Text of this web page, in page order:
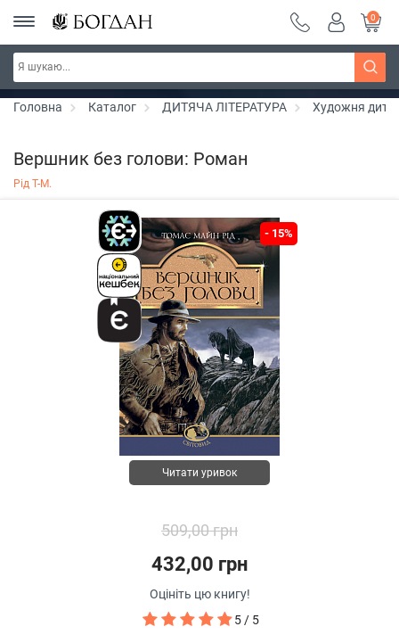
РОЗПРОДАЖ ~ 150 грн ~ 200 грн ~ 250 грн ~
300 грн ~ РОЗПРОДАЖ
Дізнатись більше
0
Головна Каталог ДИТЯЧА ЛІТЕРАТУРА Художня
Вершник без голови: Роман
Рід Т-М.
- 15%
Читати уривок
509,00 грн
432,00 грн
Оцініть цю книгу!
5 / 5